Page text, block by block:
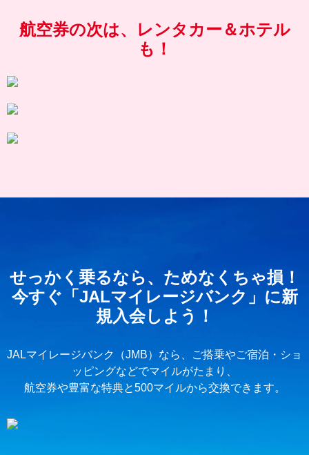
航空券の次は、レンタカー＆ホテル
も！
せっかく乗るなら、ためなくちゃ損！
今すぐ「JALマイレージバンク」に新
規入会しよう！
JALマイレージバンク（JMB）なら、ご搭乗やご宿泊・ショ
ッピングなどでマイルがたまり、
航空券や豊富な特典と500マイルから交換できます。